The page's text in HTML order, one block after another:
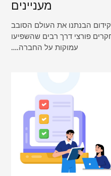
מעניינים
הבנתנו את העולם הסובב
פורצי דרך רבים שהשפיעו
עמוקות על החברה.…